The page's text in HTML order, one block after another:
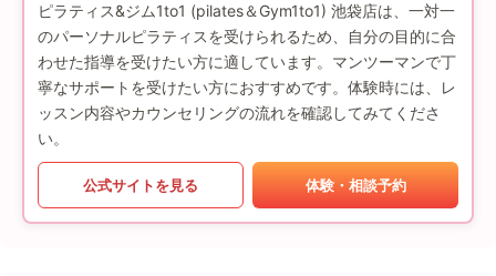
ピラティス&ジム1to1 (pilates＆Gym1to1) 池袋店は、一対一
のパーソナルピラティスを受けられるため、自分の目的に合
わせた指導を受けたい方に適しています。マンツーマンで丁
寧なサポートを受けたい方におすすめです。体験時には、レ
ッスン内容やカウンセリングの流れを確認してみてくださ
い。
公式サイトを見る 体験・相談予約